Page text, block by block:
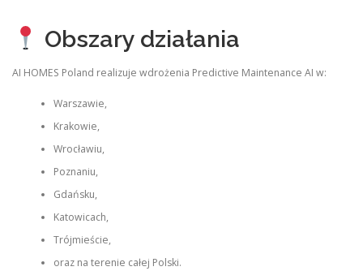
Obszary działania
AI HOMES Poland realizuje wdrożenia Predictive Maintenance AI w:
Warszawie,
Krakowie,
Wrocławiu,
Poznaniu,
Gdańsku,
Katowicach,
Trójmieście,
oraz na terenie całej Polski.